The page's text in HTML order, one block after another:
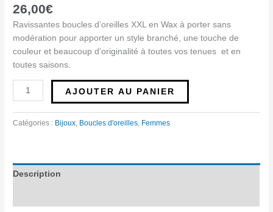
26,00€
Ravissantes boucles d’oreilles XXL en Wax à porter sans
modération pour apporter un style branché, une touche de
couleur et beaucoup d’originalité à toutes vos tenues et en
toutes saisons.
AJOUTER AU PANIER
Catégories : Bijoux, Boucles d'oreilles, Femmes
Description